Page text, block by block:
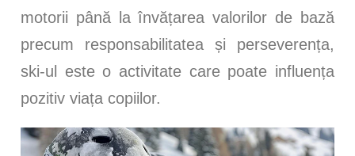
motorii până la învățarea valorilor de bază
precum responsabilitatea și perseverența,
ski-ul este o activitate care poate influența
pozitiv viața copiilor.